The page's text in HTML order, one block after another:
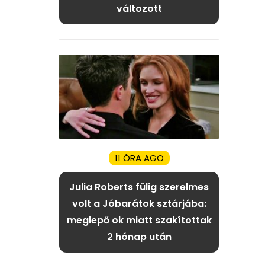
változott
11 ÓRA AGO
Julia Roberts fülig szerelmes
volt a Jóbarátok sztárjába:
meglepő ok miatt szakítottak
2 hónap után